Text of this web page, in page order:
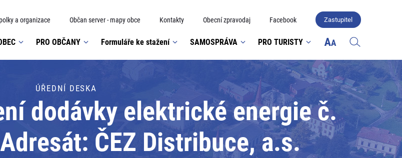
a organizace Občan server - mapy obce Kontakty Obecní zpravodaj Facebook Zastupitel
PRO OBČANY Formuláře ke stažení SAMOSPRÁVA PRO TURISTY
ÚŘEDNÍ DESKA
dodávky elektrické energie č.
ČEZ Distribuce, a.s.